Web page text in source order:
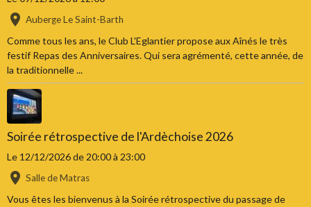
Auberge Le Saint-Barth
Comme tous les ans, le Club L'Eglantier propose aux Aînés le très
festif Repas des Anniversaires. Qui sera agrémenté, cette année, de
la traditionnelle ...
Soirée rétrospective de l'Ardèchoise 2026
Le 12/12/2026de 20:00à 23:00
Salle de Matras
Vous êtes les bienvenus à la Soirée rétrospective du passage de